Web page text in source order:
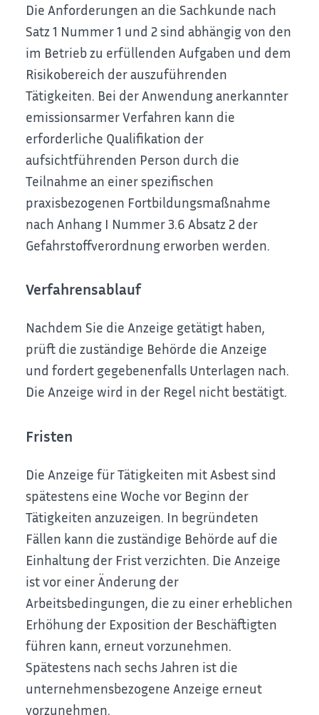
Die Anforderungen an die Sachkunde nach
Satz 1 Nummer 1 und 2 sind abhängig von den
im Betrieb zu erfüllenden Aufgaben und dem
Risikobereich der auszuführenden
Tätigkeiten. Bei der Anwendung anerkannter
emissionsarmer Verfahren kann die
erforderliche Qualifikation der
aufsichtführenden Person durch die
Teilnahme an einer spezifischen
praxisbezogenen Fortbildungsmaßnahme
nach Anhang I Nummer 3.6 Absatz 2 der
Gefahrstoffverordnung erworben werden.
Verfahrensablauf
Nachdem Sie die Anzeige getätigt haben,
prüft die zuständige Behörde die Anzeige
und fordert gegebenenfalls Unterlagen nach.
Die Anzeige wird in der Regel nicht bestätigt.
Fristen
Die Anzeige für Tätigkeiten mit Asbest sind
spätestens eine Woche vor Beginn der
Tätigkeiten anzuzeigen. In begründeten
Fällen kann die zuständige Behörde auf die
Einhaltung der Frist verzichten. Die Anzeige
ist vor einer Änderung der
Arbeitsbedingungen, die zu einer erheblichen
Erhöhung der Exposition der Beschäftigten
führen kann, erneut vorzunehmen.
Spätestens nach sechs Jahren ist die
unternehmensbezogene Anzeige erneut
vorzunehmen.